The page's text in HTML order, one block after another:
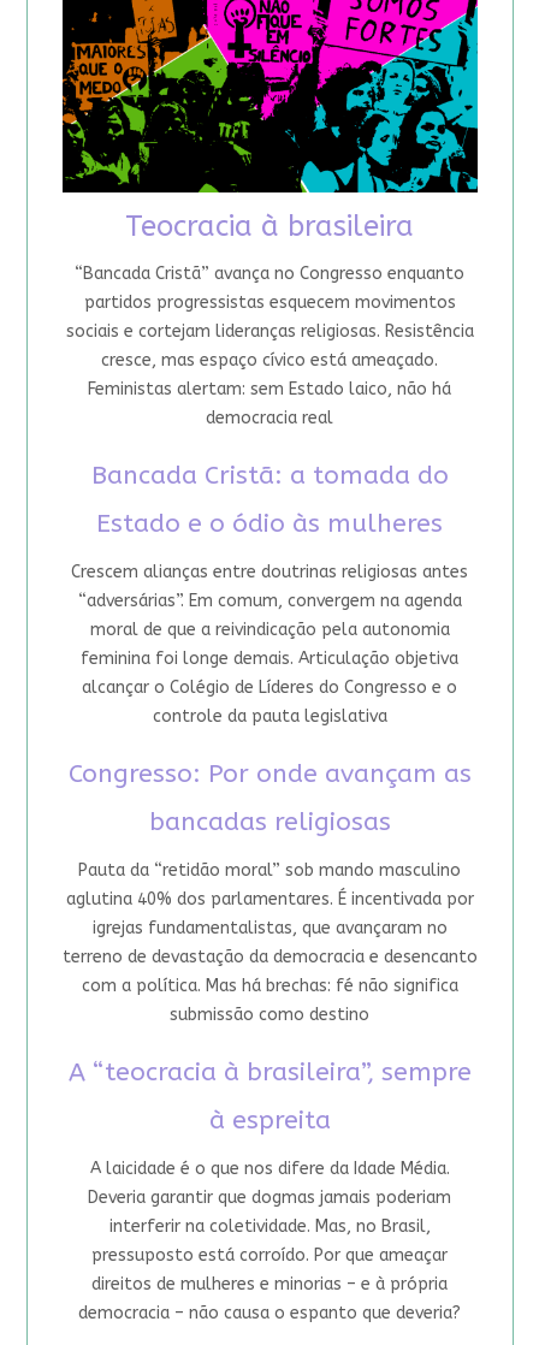
Teocracia à brasileira
“Bancada Cristã” avança no Congresso enquanto
partidos progressistas esquecem movimentos
sociais e cortejam lideranças religiosas. Resistência
cresce, mas espaço cívico está ameaçado.
Feministas alertam: sem Estado laico, não há
democracia real
Bancada Cristã: a tomada do
Estado e o ódio às mulheres
Crescem alianças entre doutrinas religiosas antes
“adversárias”. Em comum, convergem na agenda
moral de que a reivindicação pela autonomia
feminina foi longe demais. Articulação objetiva
alcançar o Colégio de Líderes do Congresso e o
controle da pauta legislativa
Congresso: Por onde avançam as
bancadas religiosas
Pauta da “retidão moral” sob mando masculino
aglutina 40% dos parlamentares. É incentivada por
igrejas fundamentalistas, que avançaram no
terreno de devastação da democracia e desencanto
com a política. Mas há brechas: fé não significa
submissão como destino
A “teocracia à brasileira”, sempre
à espreita
A laicidade é o que nos difere da Idade Média.
Deveria garantir que dogmas jamais poderiam
interferir na coletividade. Mas, no Brasil,
pressuposto está corroído. Por que ameaçar
direitos de mulheres e minorias – e à própria
democracia – não causa o espanto que deveria?